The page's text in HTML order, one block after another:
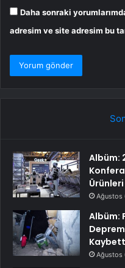
Daha sonraki
adresim ve site adresim bu
Albüm:
Ağustos
Albüm:
Ağustos